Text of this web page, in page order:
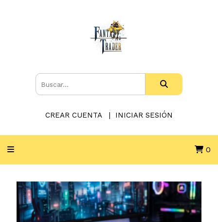
CREAR CUENTA INICIAR SESIÓN
0